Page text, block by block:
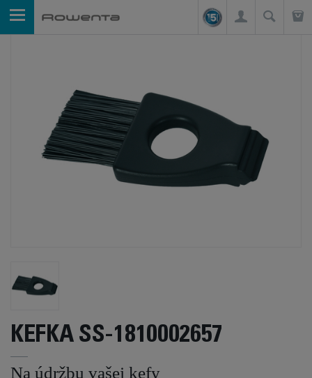
KEFKA SS-1810002657
Na údržbu vašej kefy